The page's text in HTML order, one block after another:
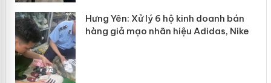
Hưng Yên: Xử lý 6 hộ kinh doanh bán
hàng giả mạo nhãn hiệu Adidas, Nike